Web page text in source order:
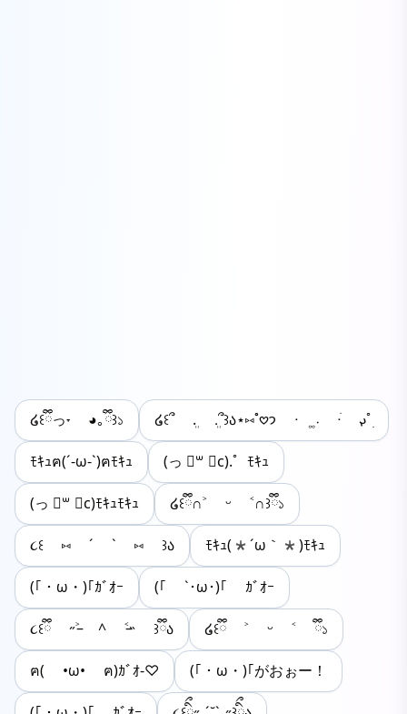
໒꒰ྀིっ˕ ◕｡ྀི꒱১ ໒꒰՞ ܸ. .ܸ՞꒱ა⋆⑅˚𖹭𐭩 ᐧ ܁͚ ᐧֹ 𐬏ﾟׅ
ﾓｷｭฅ(´-ω-`)ฅﾓｷｭ (っ ॑꒳ ॑c).゜ﾓｷｭ
(っ ॑꒳ ॑c)ﾓｷｭﾓｷｭ ‎໒꒰ྀི∩˃ ᵕ ˂∩꒱ྀི১
૮꒰ ⑅ ´ ` ⑅ ꒱ა ﾓｷｭ(*´ω｀*)ﾓｷｭ
(｢・ω・)｢ｶﾞｵｰ (｢ `･ω･)｢ ｶﾞｵｰ
૮꒰ྀི ˶˃̵ ^ ˂̵˵ ꒱ྀིა ໒꒰ྀི ˃ ᵕ ˂ ྀི১
ฅ( •ω• ฅ)ｶﾞｵ-♡ (｢・ω・)｢がおぉー！